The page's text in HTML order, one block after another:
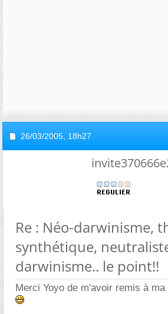
26/03/2005, 18h27
Re : Néo-darwinisme,
synthétique,
darwinisme.. le point!!
Merci Yoyo de m'avoir remis à